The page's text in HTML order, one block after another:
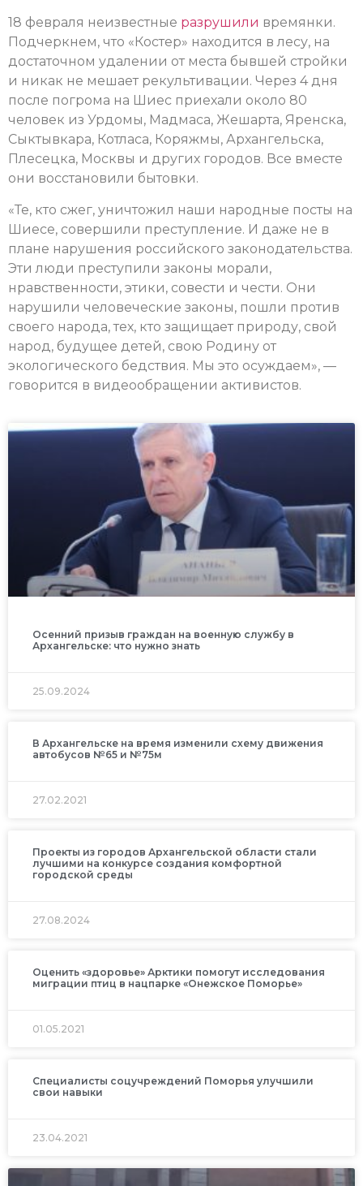
18 февраля неизвестные разрушили времянки.
Подчеркнем, что «Костер» находится в лесу, на
достаточном удалении от места бывшей стройки
и никак не мешает рекультивации. Через 4 дня
после погрома на Шиес приехали около 80
человек из Урдомы, Мадмаса, Жешарта, Яренска,
Сыктывкара, Котласа, Коряжмы, Архангельска,
Плесецка, Москвы и других городов. Все вместе
они восстановили бытовки.
«Те, кто сжег, уничтожил наши народные посты на
Шиесе, совершили преступление. И даже не в
плане нарушения российского законодательства.
Эти люди преступили законы морали,
нравственности, этики, совести и чести. Они
нарушили человеческие законы, пошли против
своего народа, тех, кто защищает природу, свой
народ, будущее детей, свою Родину от
экологического бедствия. Мы это осуждаем», —
говорится в видеообращении активистов.
Осенний призыв граждан на военную службу в
Архангельске: что нужно знать
25.09.2024
В Архангельске на время изменили схему движения
автобусов №65 и №75м
27.02.2021
Проекты из городов Архангельской области стали
лучшими на конкурсе создания комфортной
городской среды
27.08.2024
Оценить «здоровье» Арктики помогут исследования
миграции птиц в нацпарке «Онежское Поморье»
01.05.2021
Специалисты соцучреждений Поморья улучшили
свои навыки
23.04.2021